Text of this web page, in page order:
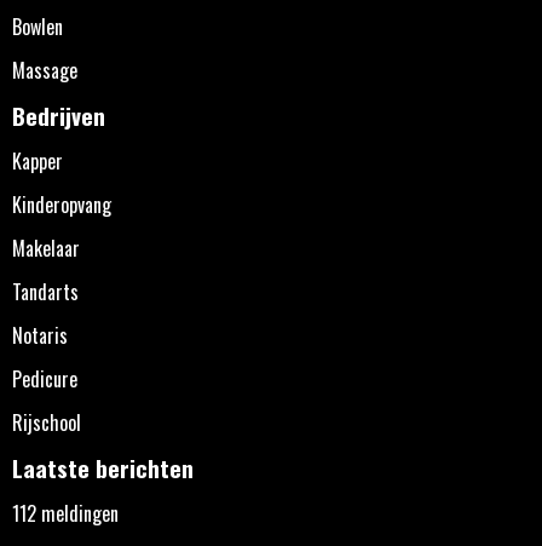
Bowlen
Massage
Bedrijven
Kapper
Kinderopvang
Makelaar
Tandarts
Notaris
Pedicure
Rijschool
Laatste berichten
112 meldingen